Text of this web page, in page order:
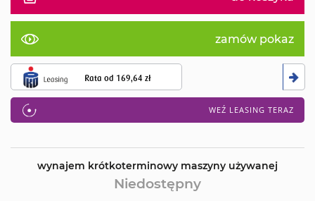
zamów pokaz
Rata od 169,64 zł
WEŹ LEASING TERAZ
wynajem krótkoterminowy maszyny używanej
Niedostępny